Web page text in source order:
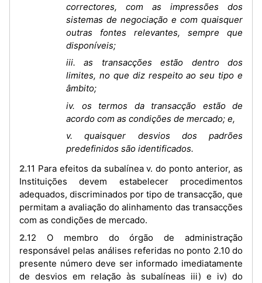
correctores, com as impressões dos
sistemas de negociação e com quaisquer
outras fontes relevantes, sempre que
disponíveis;
iii. as transacções estão dentro dos
limites, no que diz respeito ao seu tipo e
âmbito;
iv. os termos da transacção estão de
acordo com as condições de mercado; e,
v. quaisquer desvios dos padrões
predefinidos são identificados.
2.11 Para efeitos da subalínea v. do ponto anterior, as
Instituições devem estabelecer procedimentos
adequados, discriminados por tipo de transacção, que
permitam a avaliação do alinhamento das transacções
com as condições de mercado.
2.12 O membro do órgão de administração
responsável pelas análises referidas no ponto 2.10 do
presente número deve ser informado imediatamente
de desvios em relação às subalíneas iii) e iv) do